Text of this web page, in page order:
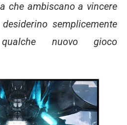
che ambiscano a vincere
semplicemente
nuovo gioco